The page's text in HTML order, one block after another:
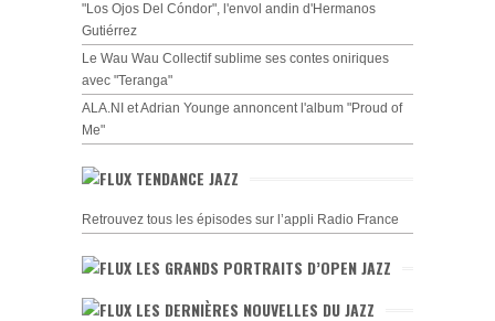
"Los Ojos Del Cóndor", l'envol andin d'Hermanos
Gutiérrez
Le Wau Wau Collectif sublime ses contes oniriques
avec "Teranga"
ALA.NI et Adrian Younge annoncent l'album "Proud of
Me"
TENDANCE JAZZ
Retrouvez tous les épisodes sur l’appli Radio France
LES GRANDS PORTRAITS D’OPEN JAZZ
LES DERNIÈRES NOUVELLES DU JAZZ